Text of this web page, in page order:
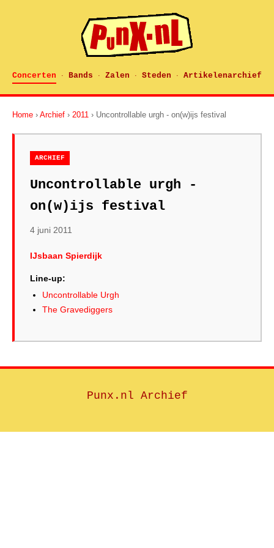
Concerten · Bands · Zalen · Steden · Artikelenarchief
Home › Archief › 2011 › Uncontrollable urgh - on(w)ijs festival
ARCHIEF
Uncontrollable urgh -
on(w)ijs festival
4 juni 2011
IJsbaan Spierdijk
Line-up:
Uncontrollable Urgh
The Gravediggers
Punx.nl Archief